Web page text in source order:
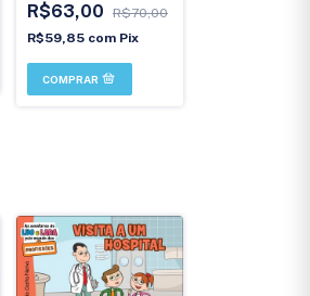
R$63,00
R$70,00
R$59,85 com Pix